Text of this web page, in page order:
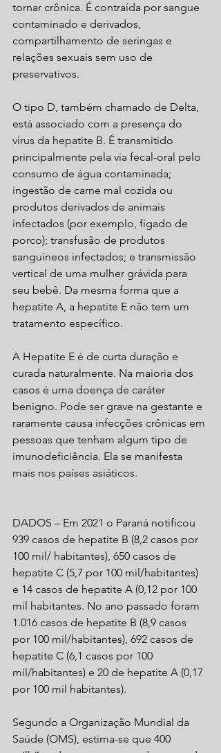
tornar crônica. É contraída por sangue
contaminado e derivados,
compartilhamento de seringas e
relações sexuais sem uso de
preservativos.
O tipo D, também chamado de Delta,
está associado com a presença do
vírus da hepatite B. É transmitido
principalmente pela via fecal-oral pelo
consumo de água contaminada;
ingestão de carne mal cozida ou
produtos derivados de animais
infectados (por exemplo, fígado de
porco); transfusão de produtos
sanguíneos infectados; e transmissão
vertical de uma mulher grávida para
seu bebê. Da mesma forma que a
hepatite A, a hepatite E não tem um
tratamento específico.
A Hepatite E é de curta duração e
curada naturalmente. Na maioria dos
casos é uma doença de caráter
benigno. Pode ser grave na gestante e
raramente causa infecções crônicas em
pessoas que tenham algum tipo de
imunodeficiência. Ela se manifesta
mais nos países asiáticos.
DADOS – Em 2021 o Paraná notificou
939 casos de hepatite B (8,2 casos por
100 mil/ habitantes), 650 casos de
hepatite C (5,7 por 100 mil/habitantes)
e 14 casos de hepatite A (0,12 por 100
mil habitantes. No ano passado foram
1.016 casos de hepatite B (8,9 casos
por 100 mil/habitantes), 692 casos de
hepatite C (6,1 casos por 100
mil/habitantes) e 20 de hepatite A (0,17
por 100 mil habitantes).
Segundo a Organização Mundial da
Saúde (OMS), estima-se que 400